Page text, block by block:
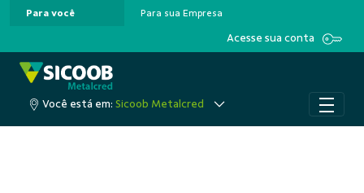
Pular para o Conteúdo principal
Para você Para sua Empresa
Acesse sua conta
Você está em: Sicoob Metalcred